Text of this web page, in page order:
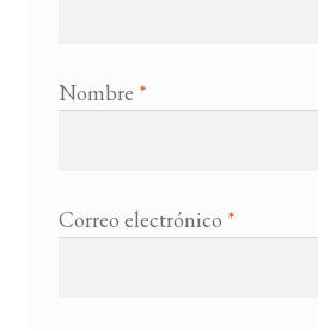
Nombre *
Correo electrónico *